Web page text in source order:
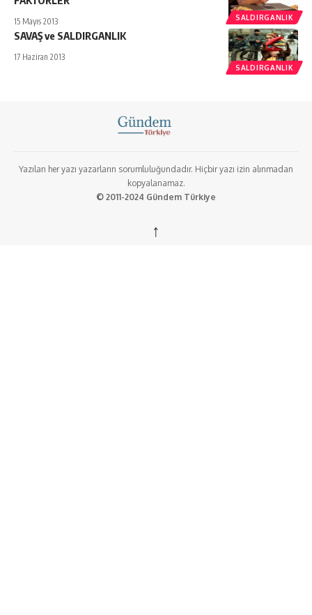
SALDIRGANLIK
15 Mayıs 2013
SALDIRGANLIK
SAVAŞ ve SALDIRGANLIK
17 Haziran 2013
Yazılan her yazı yazarların sorumluluğundadır. Hiçbir yazı izin alınmadan
kopyalanamaz.
© 2011-2024 Gündem Türkiye
↑